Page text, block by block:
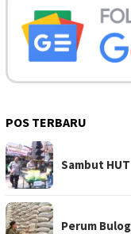
POS TERBARU
Sambut
Perum